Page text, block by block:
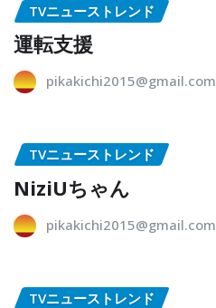
TVニューストレンド
運転支援
pikakichi2015@gmail.com
TVニューストレンド
NiziUちゃん
pikakichi2015@gmail.com
TVニューストレンド